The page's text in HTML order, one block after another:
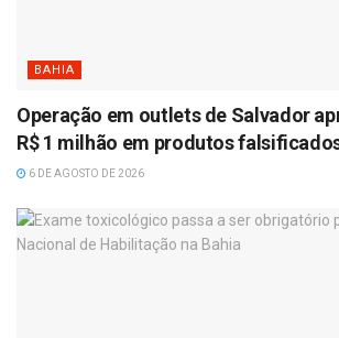
BAHIA
Operação em outlets de Salvador
R$ 1 milhão em produtos
6 DE AGOSTO DE 2026